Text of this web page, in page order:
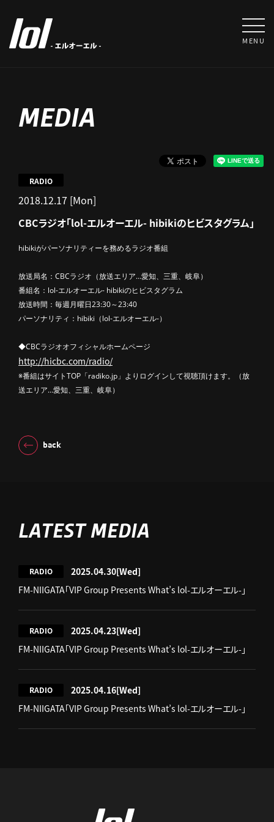
MENU
MEDIA
2018.12.17 [Mon]
RADIO
CBCラジオ「lol-エルオーエル- hibikiのヒビスタグラム」
hibikiがパーソナリティーを務めるラジオ番組
放送局名：CBCラジオ（放送エリア…愛知、三重、岐阜）
番組名：lol-エルオーエル- hibikiのヒビスタグラム
放送時間：毎週月曜日23:30～23:40
パーソナリティ：hibiki（lol-エルオーエル-）
◆CBCラジオオフィシャルホームページ
http://hicbc.com/radio/
※番組はサイトTOP「radiko.jp」よりログインして視聴頂けます。（放
送エリア…愛知、三重、岐阜）
back
LATEST MEDIA
RADIO 2025.04.30[Wed]
FM-NIIGATA「VIP Group Presents What’s lol-エルオーエル-」
RADIO 2025.04.23[Wed]
FM-NIIGATA「VIP Group Presents What’s lol-エルオーエル-」
RADIO 2025.04.16[Wed]
FM-NIIGATA「VIP Group Presents What’s lol-エルオーエル-」